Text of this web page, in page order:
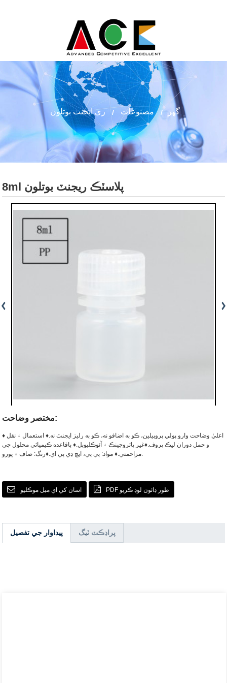
گھر مصنوعات ري ايجنٽ بوتلون
8ml پلاسٽڪ ريجنٽ بوتلون
مختصر وضاحت:
♦ اعليٰ وضاحت وارو پولي پروپيلين، ڪو به اضافو نه، ڪو به رليز ايجنٽ نه.♦ استعمال ۽ نقل
و حمل دوران ليڪ پروف.♦غير پائروجينڪ ۽ آٽوڪليوبل.♦ باقاعده ڪيميائي محلول جي
مزاحمتي.♦ مواد: پي پي، ايڇ ڊي پي اي. ♦رنگ: صاف ۽ ڀورو.
اسان کي اي ميل موڪليو PDF طور ڊائون لوڊ ڪريو
پيداوار جي تفصيل پراڊڪٽ ٽيگ